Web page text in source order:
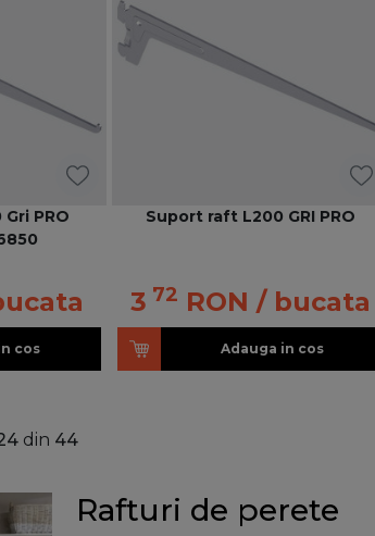
PRO
cos
Suport raft L200 GRI PRO
3 72 RON / bucata
Adauga in cos
din 44
Rafturi de perete